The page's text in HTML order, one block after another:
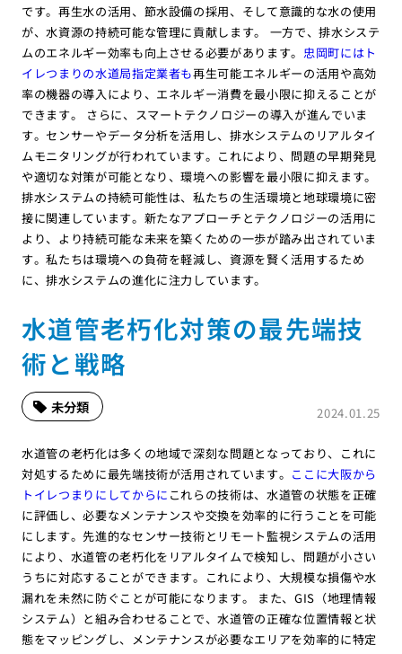
です。再生水の活用、節水設備の採用、そして意識的な水の使用
が、水資源の持続可能な管理に貢献します。 一方で、排水システ
ムのエネルギー効率も向上させる必要があります。 忠岡町にはト
イレつまりの水道局指定業者も再生可能エネルギーの活用や高効
率の機器の導入により、エネルギー消費を最小限に抑えることが
できます。 さらに、スマートテクノロジーの導入が進んでいま
す。センサーやデータ分析を活用し、排水システムのリアルタイ
ムモニタリングが行われています。これにより、問題の早期発見
や適切な対策が可能となり、環境への影響を最小限に抑えます。
排水システムの持続可能性は、私たちの生活環境と地球環境に密
接に関連しています。新たなアプローチとテクノロジーの活用に
より、より持続可能な未来を築くための一歩が踏み出されていま
す。私たちは環境への負荷を軽減し、資源を賢く活用するため
に、排水システムの進化に注力しています。
水道管老朽化対策の最先端技
術と戦略
2024.01.25
未分類
水道管の老朽化は多くの地域で深刻な問題となっており、これに
対処するために最先端技術が活用されています。 ここに大阪から
トイレつまりにしてからに これらの技術は、水道管の状態を正確
に評価し、必要なメンテナンスや交換を効率的に行うことを可能
にします。先進的なセンサー技術とリモート監視システムの活用
により、水道管の老朽化をリアルタイムで検知し、問題が小さい
うちに対応することができます。これにより、大規模な損傷や水
漏れを未然に防ぐことが可能になります。 また、GIS（地理情報
システム）と組み合わせることで、水道管の正確な位置情報と状
態をマッピングし、メンテナンスが必要なエリアを効率的に特定